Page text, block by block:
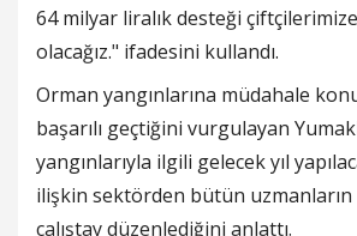
64 milyar liralık desteği
olacağız." ifadesini kullandı.
Orman yangınlarına müdahale
başarılı geçtiğini vurgulayan
yangınlarıyla ilgili gelecek yıl
ilişkin sektörden bütün uzmanların
çalıştay düzenlediğini anlattı.